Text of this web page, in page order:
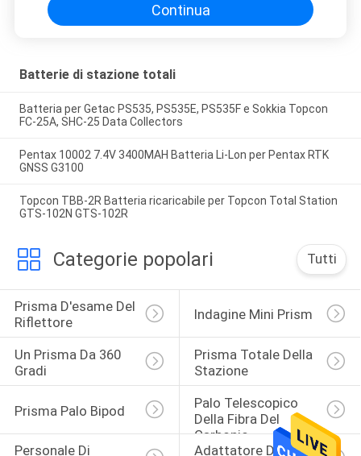
Continua
Batterie di stazione totali
Batteria per Getac PS535, PS535E, PS535F e Sokkia Topcon
FC-25A, SHC-25 Data Collectors
Pentax 10002 7.4V 3400MAH Batteria Li-Lon per Pentax RTK
GNSS G3100
Topcon TBB-2R Batteria ricaricabile per Topcon Total Station
GTS-102N GTS-102R
Categorie popolari Tutti
Prisma D'esame Del
Riflettore
Indagine Mini Prism
Un Prisma Da 360
Gradi
Prisma Totale Della
Stazione
Prisma Palo Bipod
Palo Telescopico
Della Fibra Del
Carbonio
Personale Di
Adattatore Di